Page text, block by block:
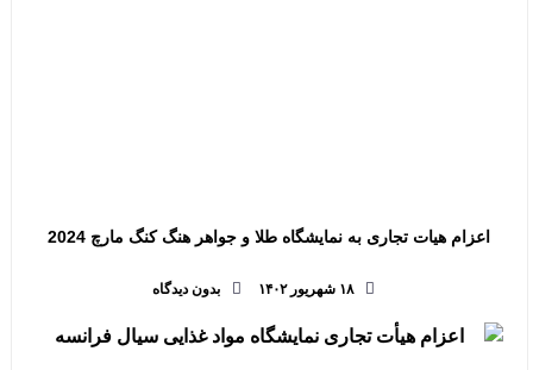
اعزام هیات تجاری به نمایشگاه طلا و جواهر هنگ کنگ مارچ 2024
۱۸ شهریور ۱۴۰۲ بدون دیدگاه